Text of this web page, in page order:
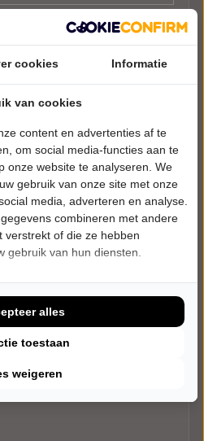
• 20:15 UUR
cookies Informatie
van cookies
content en advertenties af te
om social media-functies aan te
onze website te analyseren. We
gebruik van onze site met onze
media, adverteren en analyse.
combineren met andere
verstrekt of die ze hebben
gebruik van hun diensten.
weigeren
toestaan
alles